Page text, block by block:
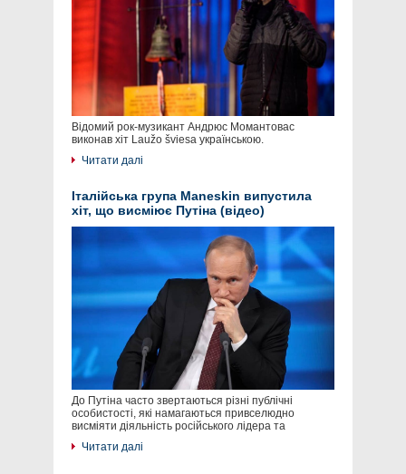
Відомий рок-музикант Андрюс Момантовас
виконав хіт Laužo šviesa українською.
Читати далі
Італійська група Maneskin випустила
хіт, що висміює Путіна (відео)
До Путіна часто звертаються різні публічні
особистості, які намагаються привселюдно
висміяти діяльність російського лідера та
Читати далі